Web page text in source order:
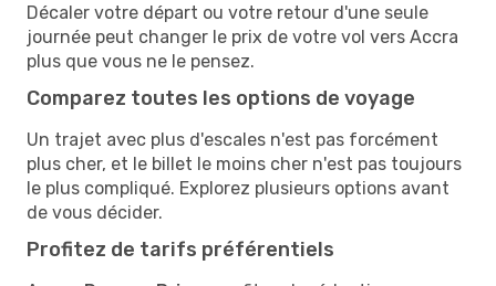
Décaler votre départ ou votre retour d'une seule
journée peut changer le prix de votre vol vers Accra
plus que vous ne le pensez.
Comparez toutes les options de voyage
Un trajet avec plus d'escales n'est pas forcément
plus cher, et le billet le moins cher n'est pas toujours
le plus compliqué. Explorez plusieurs options avant
de vous décider.
Profitez de tarifs préférentiels